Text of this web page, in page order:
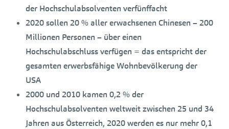
der Hochschulabsolventen verfünffacht
2020 sollen 20 % aller erwachsenen Chinesen – 200
Millionen Personen – über einen
Hochschulabschluss verfügen = das entspricht der
gesamten erwerbsfähige Wohnbevölkerung der
USA
2000 und 2010 kamen 0,2 % der
Hochschulabsolventen weltweit zwischen 25 und 34
Jahren aus Österreich, 2020 werden es nur mehr 0,1